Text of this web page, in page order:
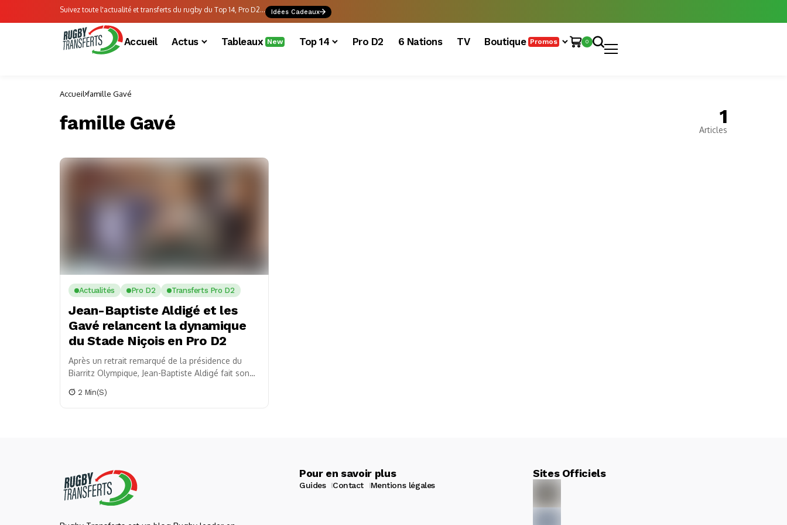
Suivez toute l'actualité et transferts du rugby du Top 14, Pro D2... Idées Cadeaux
Accueil Actus Tableaux New Top 14 Pro D2 6 Nations TV Boutique Promos 0
Accueil famille Gavé
famille Gavé 1
Articles
Actualités Pro D2 Transferts Pro D2
Jean-Baptiste Aldigé et les
Gavé relancent la dynamique
du Stade Niçois en Pro D2
Après un retrait remarqué de la présidence du
Biarritz Olympique, Jean-Baptiste Aldigé fait son
français....
2 Min(s)
Pour en savoir plus
Guides Contact Mentions légales
Sites Officiels